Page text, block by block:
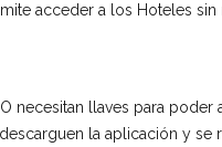
acceder a los Hoteles
necesitan llaves para poder
la aplicación y se